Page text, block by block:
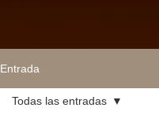
Entrada
Todas las entradas